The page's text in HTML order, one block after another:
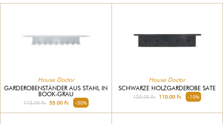
House Doctor
GARDEROBENSTÄNDER AUS STAHL IN
BOOK-GRAU
115.00 Fr.55.00 Fr. -50%
House Doctor
SCHWARZE HOLZGARDEROBE SATE
120.00 Fr. 110.00 Fr. -10%